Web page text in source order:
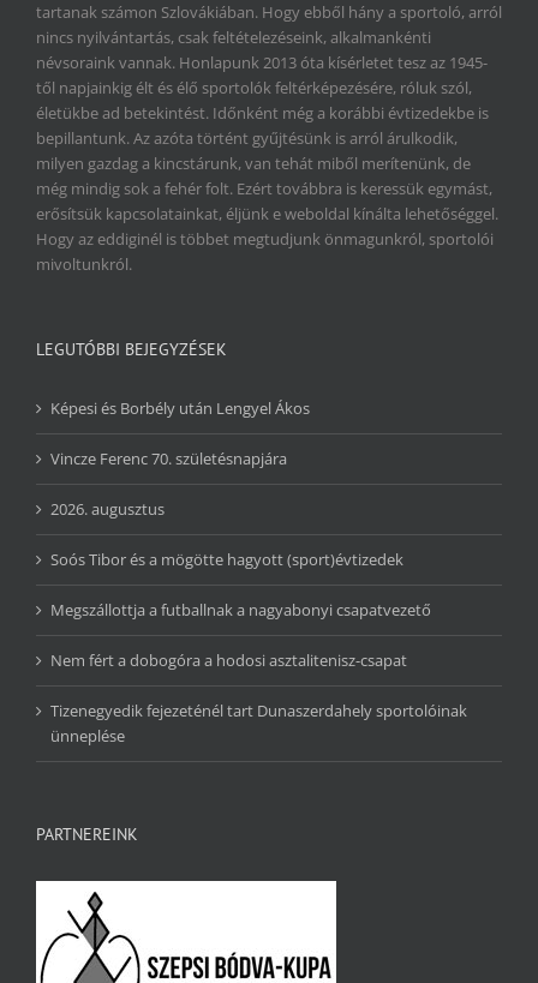
tartanak számon Szlovákiában. Hogy ebből hány a sportoló, arról
nincs nyilvántartás, csak feltételezéseink, alkalmankénti
névsoraink vannak. Honlapunk 2013 óta kísérletet tesz az 1945-
től napjainkig élt és élő sportolók feltérképezésére, róluk szól,
életükbe ad betekintést. Időnként még a korábbi évtizedekbe is
bepillantunk. Az azóta történt gyűjtésünk is arról árulkodik,
milyen gazdag a kincstárunk, van tehát miből merítenünk, de
még mindig sok a fehér folt. Ezért továbbra is keressük egymást,
erősítsük kapcsolatainkat, éljünk e weboldal kínálta lehetőséggel.
Hogy az eddiginél is többet megtudjunk önmagunkról, sportolói
mivoltunkról.
LEGUTÓBBI BEJEGYZÉSEK
Képesi és Borbély után Lengyel Ákos
Vincze Ferenc 70. születésnapjára
2026. augusztus
Soós Tibor és a mögötte hagyott (sport)évtizedek
Megszállottja a futballnak a nagyabonyi csapatvezető
Nem fért a dobogóra a hodosi asztalitenisz-csapat
Tizenegyedik fejezeténél tart Dunaszerdahely sportolóinak
ünneplése
PARTNEREINK